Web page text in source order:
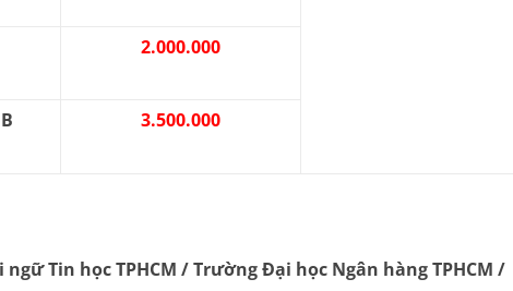
2.000.000
3.500.000
Tin học TPHCM / Trường Đại học Ngân hàng TPHCM /